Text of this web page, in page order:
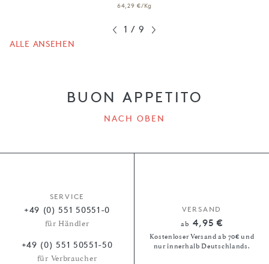
64,29 €/Kg
1 / 9
ALLE ANSEHEN
BUON APPETITO
NACH OBEN
SERVICE
+49 (0) 551 50551-0
für Händler
+49 (0) 551 50551-50
für Verbraucher
VERSAND
ab 4,95 €
Kostenloser Versand ab 70€ und
nur innerhalb Deutschlands.